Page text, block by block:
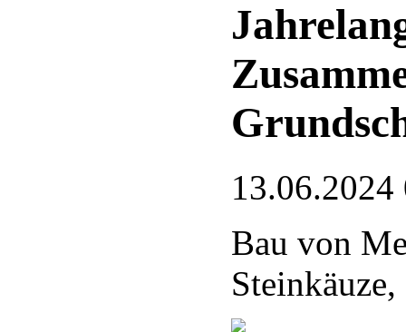
13.06.2024
Bau von